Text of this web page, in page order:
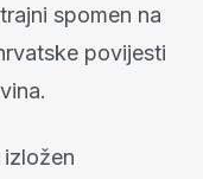
spomen na
povijesti